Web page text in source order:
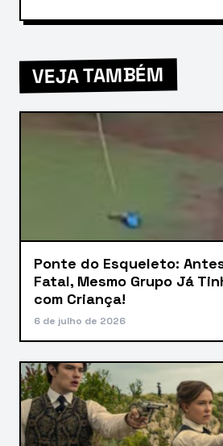
VEJA TAMBÉM
Ponte do Esqueleto:
Fatal, Mesmo Grupo Já
com Criança!
6 de julho de 2026